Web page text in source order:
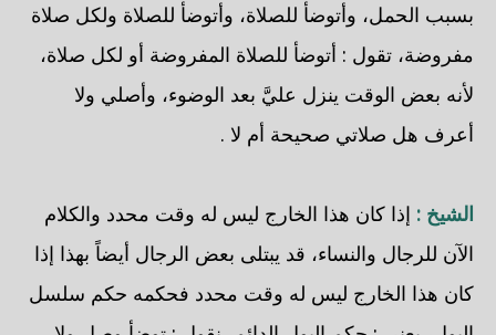
بسبب الحمل، وأتوضأ للصلاة، وأتوضأ للصلاة ولكل صلاة
مفروضة، تقول : أتوضأ للصلاة المفروضة أو لكل صلاة،
لأنه بعض الوقت ينزل عليَّ بعد الوضوء، وأصلي ولا
أعرف هل صلاتي صحيحة أم لا .
الشيخ : إذا كان هذا الخارج ليس له وقت محدد والكلام
الآن للرجال والنساء، قد يبتلى بعض الرجال أيضاً بهذا إذا
كان هذا الخارج ليس له وقت محدد فحكمه حكم سلسل